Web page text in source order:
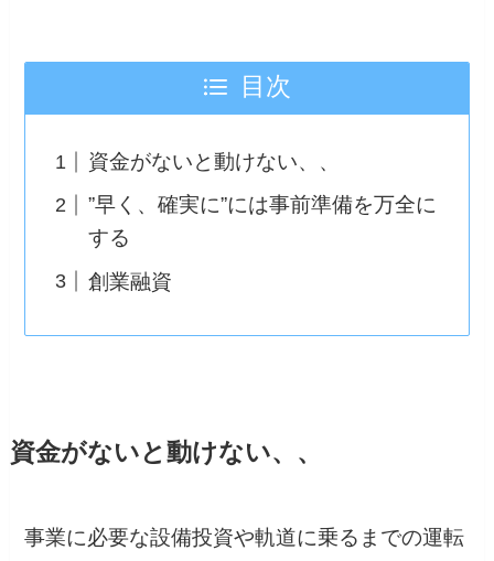
目次
資金がないと動けない、、
”早く、確実に”には事前準備を万全に
する
創業融資
資金がないと動けない、、
事業に必要な設備投資や軌道に乗るまでの運転